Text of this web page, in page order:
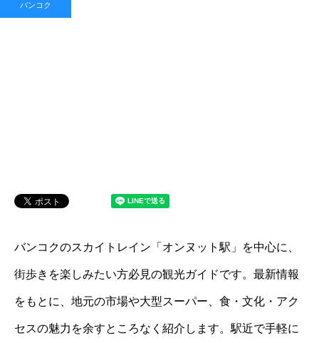
バンコク
バンコクのスカイトレイン「オンヌット駅」を中心に、
街歩きを楽しみたい方必見の観光ガイドです。最新情報
をもとに、地元の市場や大型スーパー、食・文化・アク
セスの魅力を余すところなく紹介します。駅近で手軽に